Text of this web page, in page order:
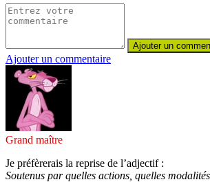
Ajouter un commentaire
Grand maître
Je préfèrerais la reprise de l’adjectif :
Soutenus par quelles actions, quelles